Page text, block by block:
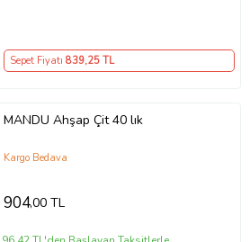
Sepet Fiyatı 839,25 TL
MANDU Ahşap Çit 40 lık
Kargo Bedava
904,00 TL